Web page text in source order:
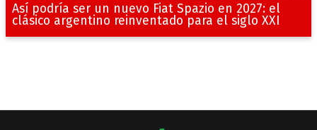
Así podría ser un nuevo Fiat Spazio en 2027: el
clásico argentino reinventado para el siglo XXI